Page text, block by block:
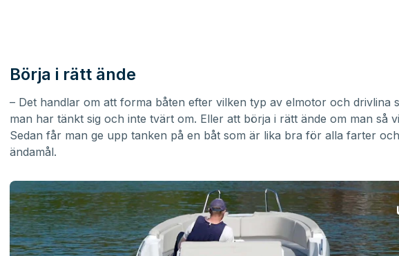
Börja i rätt ände
– Det handlar om att forma båten efter vilken typ av elmotor och drivlina
man har tänkt sig och inte tvärt om. Eller att börja i rätt ände om man så
Sedan får man ge upp tanken på en båt som är lika bra för alla farter och
ändamål.